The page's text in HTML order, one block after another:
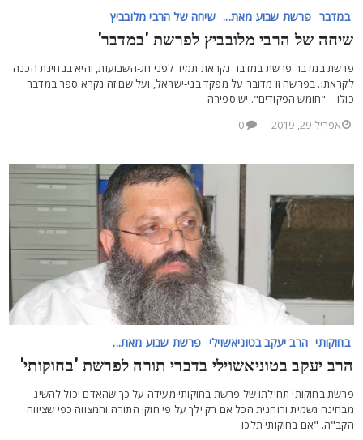
במדבר פרשת שבוע מאת... שיחה של הרבי מלובביץ
של הרבי מלובביץ לפרשת 'במדבר'
במדבר פרשת במדבר נקראת תמיד לפני חג-השבועות, והיא בבחינת הכנה
בפרשה זו מדובר על מפקד בני-ישראל, ועל שם זה נקרא ספר במדבר
– "חומש הפקודים". יש ספירה
אפריל 29, 2019
0
בחוקותי הרב יעקב בטוניאשוילי פרשת שבוע מאת...
יעקב בטוניאשוילי בדברי תורה לפרשת 'בחוקותי'
בחוקותי תחילתו של פרשת בחוקותי מעידה על כך שהאדם יכול להשיג
גשמית ורוחנית הכל אם רק ילך על פי חוקי התורה והמצווה כפי שציווה
"אם בחוקותי תלכו